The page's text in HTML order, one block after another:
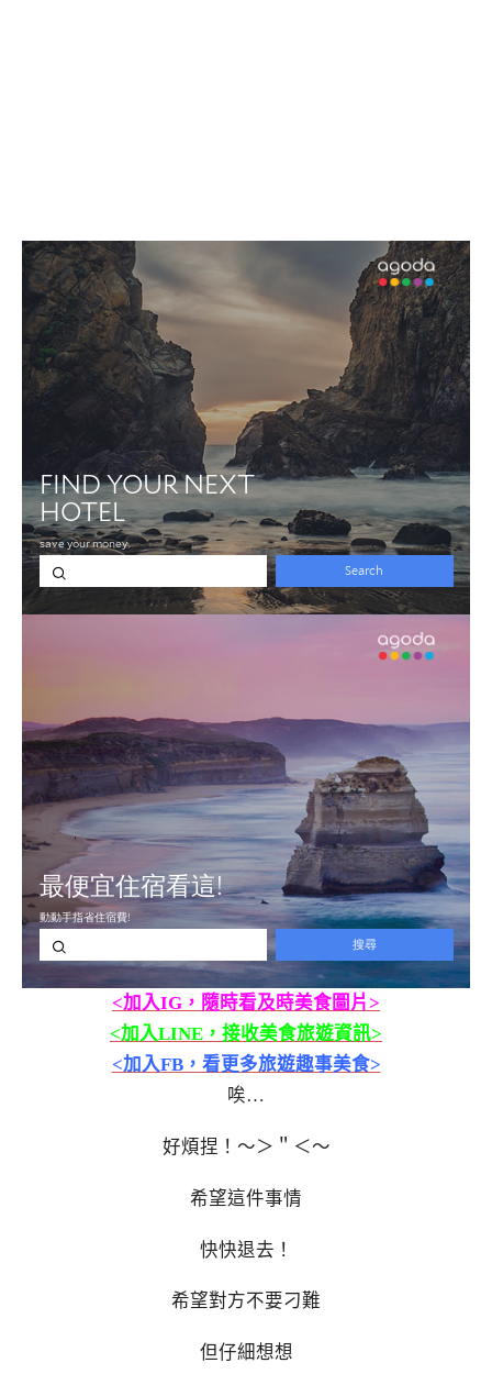
<加入IG，隨時看及時美食圖片>
<加入LINE，接收美食旅遊資訊>
<加入FB，看更多旅遊趣事美食>
唉…
好煩捏！～＞＂＜～
希望這件事情
快快退去！
希望對方不要刁難
但仔細想想